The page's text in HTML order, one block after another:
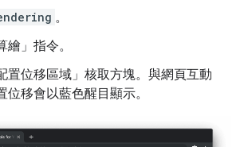
。
」 指令。
置位移區域」 核取方塊。與網頁互動
位移會以藍色醒目顯示。